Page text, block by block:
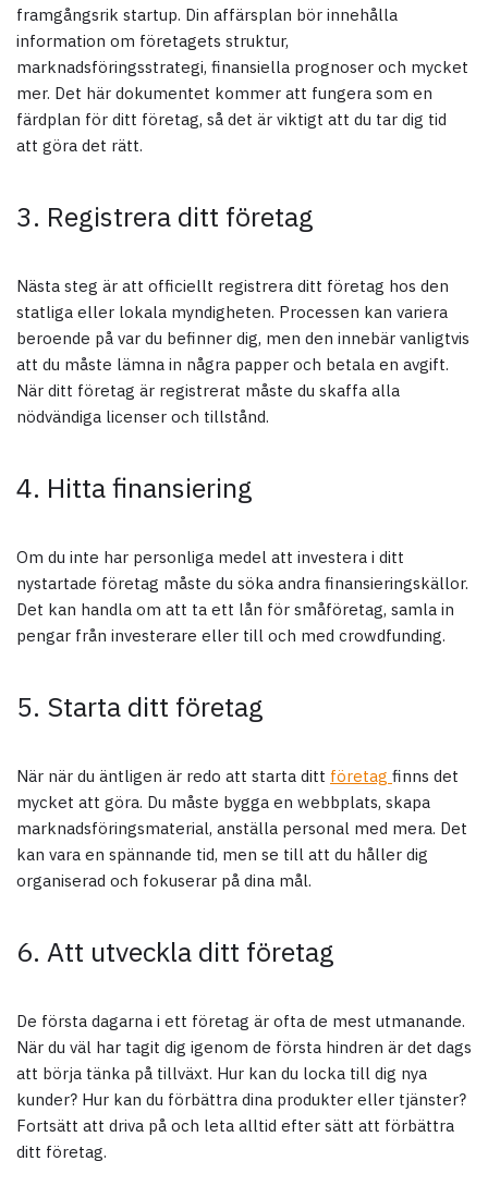
framgångsrik startup. Din affärsplan bör innehålla
information om företagets struktur,
marknadsföringsstrategi, finansiella prognoser och mycket
mer. Det här dokumentet kommer att fungera som en
färdplan för ditt företag, så det är viktigt att du tar dig tid
att göra det rätt.
3. Registrera ditt företag
Nästa steg är att officiellt registrera ditt företag hos den
statliga eller lokala myndigheten. Processen kan variera
beroende på var du befinner dig, men den innebär vanligtvis
att du måste lämna in några papper och betala en avgift.
När ditt företag är registrerat måste du skaffa alla
nödvändiga licenser och tillstånd.
4. Hitta finansiering
Om du inte har personliga medel att investera i ditt
nystartade företag måste du söka andra finansieringskällor.
Det kan handla om att ta ett lån för småföretag, samla in
pengar från investerare eller till och med crowdfunding.
5. Starta ditt företag
När när du äntligen är redo att starta ditt företag finns det
mycket att göra. Du måste bygga en webbplats, skapa
marknadsföringsmaterial, anställa personal med mera. Det
kan vara en spännande tid, men se till att du håller dig
organiserad och fokuserar på dina mål.
6. Att utveckla ditt företag
De första dagarna i ett företag är ofta de mest utmanande.
När du väl har tagit dig igenom de första hindren är det dags
att börja tänka på tillväxt. Hur kan du locka till dig nya
kunder? Hur kan du förbättra dina produkter eller tjänster?
Fortsätt att driva på och leta alltid efter sätt att förbättra
ditt företag.